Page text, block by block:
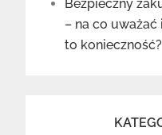
Bezpieczny
– na co
to konieczność?